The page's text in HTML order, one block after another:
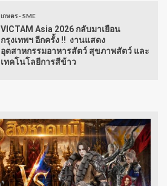
เกษตร - SME
VICTAM Asia 2026 กลับมาเยือน
กรุงเทพฯ อีกครั้ง !! งานแสดง
อุตสาหกรรมอาหารสัตว์ สุขภาพสัตว์ และ
เทคโนโลยีการสีข้าว